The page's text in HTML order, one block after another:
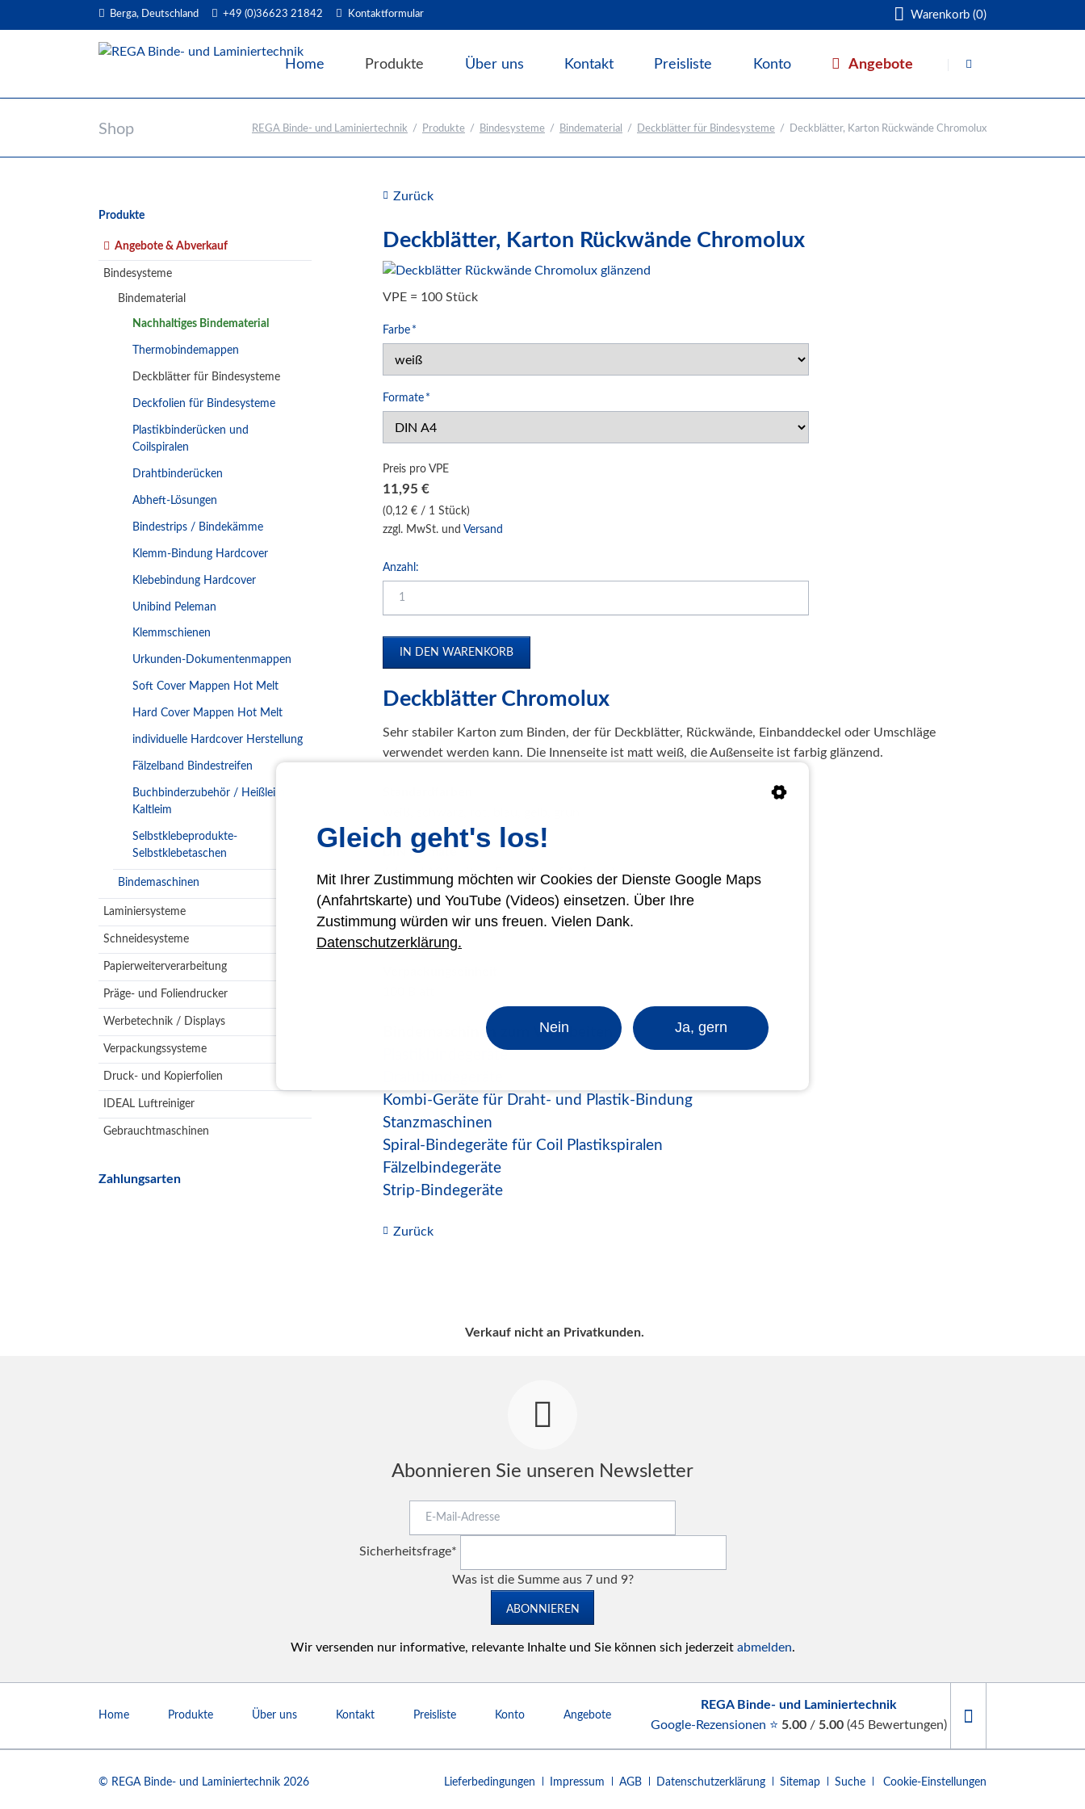
Berga, Deutschland +49 (0)36623 21842 Kontaktformular Warenkorb (0)
überspringen
Home Produkte
Bindesysteme
Bindematerial
Deckblätter für Bindesysteme
Deckfolien für Bindesysteme
Abheft-Lösungen
Bindestrips / Bindekämme
Klebebindung Hardcover
Unibind Peleman
Urkunden-Dokumentenmappen
Soft Cover Mappen Hot Melt
Hard Cover Mappen Hot Melt
Fälzelband Bindestreifen
Selbstklebeprodukte-Selbstklebetaschen
Laminiersysteme
Papierweiterverarbeitung
Präge- und Foliendrucker
Druck- und Kopierfolien
Gebrauchtmaschinen
Über uns Kontakt Preisliste Konto Angebote
Shop REGA Binde- und Laminiertechnik Produkte Bindesysteme Bindematerial Deckblätter für Bindesysteme Deckblätter, Karton Rückwände Chromolux
Zurück
Deckblätter, Karton Rückwände Chromolux
VPE = 100 Stück
Pflichtfeld
Farbe *
Pflichtfeld
Formate *
Preis pro VPE
11,95 €
(0,12 € / 1 Stück)
zzgl. MwSt. und Versand
Anzahl:
Deckblätter Chromolux
Sehr stabiler Karton zum Binden, der für Deckblätter, Rückwände, Einbanddeckel oder Umschläge
verwendet werden kann. Die Innenseite ist matt weiß, die Außenseite ist farbig glänzend.
DIN Formate
A4 und A3 (weitere Formate auf Anfrage)
Grammatur
250 g/m²
Bindemaschinen zum Verarbeiten
Kombi-Geräte für Draht- und Plastik-Bindung
Stanzmaschinen
Spiral-Bindegeräte für Coil Plastikspiralen
Fälzelbindegeräte
Strip-Bindegeräte
Zurück
Navigation
Produkte
Angebote & Abverkauf
Bindesysteme
Bindematerial
Nachhaltiges Bindematerial
Thermobindemappen
Deckblätter für Bindesysteme
Deckfolien für Bindesysteme
Plastikbinderücken und
Coilspiralen
Drahtbinderücken
Abheft-Lösungen
Bindestrips / Bindekämme
Klemm-Bindung Hardcover
Klebebindung Hardcover
Unibind Peleman
Klemmschienen
Urkunden-Dokumentenmappen
Soft Cover Mappen Hot Melt
Hard Cover Mappen Hot Melt
individuelle Hardcover Herstellung
Fälzelband Bindestreifen
Buchbinderzubehör / Heißleim
Kaltleim
Selbstklebeprodukte-
Selbstklebetaschen
Bindemaschinen
Laminiersysteme
Schneidesysteme
Papierweiterverarbeitung
Präge- und Foliendrucker
Werbetechnik / Displays
Verpackungssysteme
Druck- und Kopierfolien
IDEAL Luftreiniger
Gebrauchtmaschinen
Zahlungsarten
Verkauf nicht an Privatkunden.
Abonnieren Sie unseren Newsletter
Adresse
Pflichtfeld
Sicherheitsfrage*
Was ist die Summe aus 7 und 9?
ABONNIEREN
Wir versenden nur informative, relevante Inhalte und Sie können sich jederzeit abmelden.
überspringen
Home Produkte Über uns Kontakt Preisliste Konto Angebote
REGA Binde- und Laminiertechnik
Google-Rezensionen ⭐ 5.00/ 5.00(45Bewertungen)
© REGA Binde- und Laminiertechnik 2026
Navigation
Lieferbedingungen Impressum AGB Datenschutzerklärung Sitemap Suche Cookie-Einstellungen
Gleich geht's los!
Mit Ihrer Zustimmung möchten wir Cookies der Dienste Google Maps
(Anfahrtskarte) und YouTube (Videos) einsetzen. Über Ihre
Zustimmung würden wir uns freuen. Vielen Dank.
Datenschutzerklärung.
Nein Ja, gern